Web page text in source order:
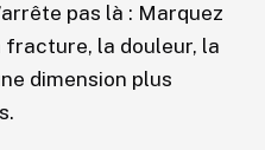
pas là : Marquez
la douleur, la
dimension plus